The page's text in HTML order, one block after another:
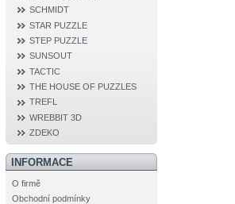
SCHMIDT
STAR PUZZLE
STEP PUZZLE
SUNSOUT
TACTIC
THE HOUSE OF PUZZLES
TREFL
WREBBIT 3D
ZDEKO
INFORMACE
O firmě
Obchodní podmínky